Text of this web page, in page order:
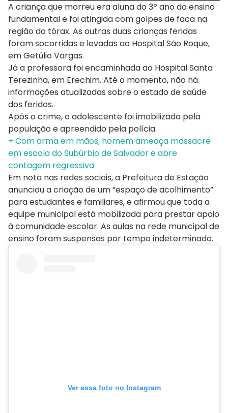
A criança que morreu era aluna do 3º ano do ensino
fundamental e foi atingida com golpes de faca na
região do tórax. As outras duas crianças feridas
foram socorridas e levadas ao Hospital São Roque,
em Getúlio Vargas.
Já a professora foi encaminhada ao Hospital Santa
Terezinha, em Erechim. Até o momento, não há
informações atualizadas sobre o estado de saúde
dos feridos.
Após o crime, o adolescente foi imobilizado pela
população e apreendido pela polícia.
+ Com arma em mãos, homem ameaça massacre
em escola do Subúrbio de Salvador e abre
contagem regressiva
Em nota nas redes sociais, a Prefeitura de Estação
anunciou a criação de um “espaço de acolhimento”
para estudantes e familiares, e afirmou que toda a
equipe municipal está mobilizada para prestar apoio
à comunidade escolar. As aulas na rede municipal de
ensino foram suspensas por tempo indeterminado.
Ver essa foto no Instagram